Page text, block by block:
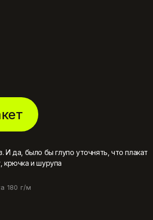
И да, было бы глупо уточнять, что плакат
крючка и шурупа
180 г/м